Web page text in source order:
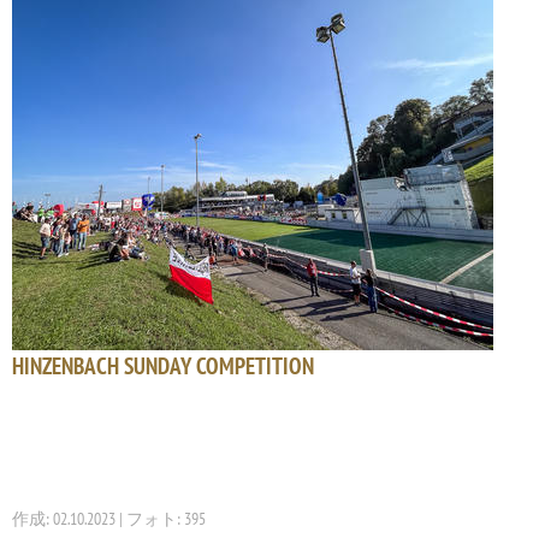
HINZENBACH SUNDAY COMPETITION
作成: 02.10.2023 | フォト: 395